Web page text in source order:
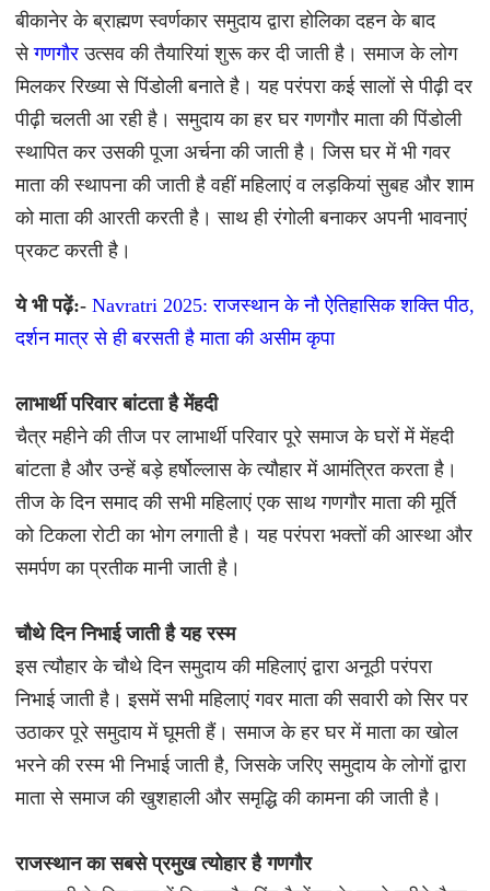
बीकानेर के ब्राह्मण स्वर्णकार समुदाय द्वारा होलिका दहन के बाद
सेगणगौरउत्सव की तैयारियां शुरू कर दी जाती है। समाज के लोग
मिलकर रिख्या से पिंडोली बनाते है। यह परंपरा कई सालों से पीढ़ी दर
पीढ़ी चलती आ रही है। समुदाय का हर घर गणगौर माता की पिंडोली
स्थापित कर उसकी पूजा अर्चना की जाती है। जिस घर में भी गवर
माता की स्थापना की जाती है वहीं महिलाएं व लड़कियां सुबह और शाम
को माता की आरती करती है। साथ ही रंगोली बनाकर अपनी भावनाएं
प्रकट करती है।
ये भी पढ़ें:- Navratri 2025: राजस्थान के नौ ऐतिहासिक शक्ति पीठ,
दर्शन मात्र से ही बरसती है माता की असीम कृपा
लाभार्थी परिवार बांटता है मेंहदी
चैत्र महीने की तीज पर लाभार्थी परिवार पूरे समाज के घरों में मेंहदी
बांटता है और उन्हें बड़े हर्षोल्लास के त्यौहार में आमंत्रित करता है।
तीज के दिन समाद की सभी महिलाएं एक साथ गणगौर माता की मूर्ति
को टिकला रोटी का भोग लगाती है। यह परंपरा भक्तों की आस्था और
समर्पण का प्रतीक मानी जाती है।
चौथे दिन निभाई जाती है यह रस्म
इस त्यौहार के चौथे दिन समुदाय की महिलाएं द्वारा अनूठी परंपरा
निभाई जाती है। इसमें सभी महिलाएं गवर माता की सवारी को सिर पर
उठाकर पूरे समुदाय में घूमती हैं। समाज के हर घर में माता का खोल
भरने की रस्म भी निभाई जाती है, जिसके जरिए समुदाय के लोगों द्वारा
माता से समाज की खुशहाली और समृद्धि की कामना की जाती है।
राजस्थान का सबसे प्रमुख त्योहार है गणगौर